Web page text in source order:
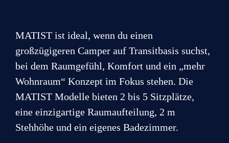
MATIST ist ideal, wenn du einen
großzügigeren Camper auf Transitbasis suchst,
bei dem Raumgefühl, Komfort und ein „mehr
Wohnraum“ Konzept im Fokus stehen. Die
MATIST Modelle bieten 2 bis 5 Sitzplätze,
eine einzigartige Raumaufteilung, 2 m
Stehhöhe und ein eigenes Badezimmer.
e
A
n
e
r
u
g
e
Datenschutz
D
t
e
n
s
c
h
Hiermit bestätige ich, dass ich dieDaten­schutz­erklärung
Ein Finanzierungsbeispiel der Creditplus
Bank AG, Augustenstraße 7, 70178
Ist der Darlehensnehmer